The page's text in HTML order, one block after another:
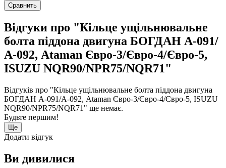
Сравнить
Відгуки про "Кільце ущільнювальне
болта піддона двигуна БОГДАН А-091/
А-092, Ataman Євро-3/Євро-4/Євро-5,
ISUZU NQR90/NPR75/NQR71"
Відгуків про "Кільце ущільнювальне болта піддона двигуна
БОГДАН А-091/А-092, Ataman Євро-3/Євро-4/Євро-5, ISUZU
NQR90/NPR75/NQR71" ще немає.
Будьте першим!
Ще
Додати відгук
Ви дивилися